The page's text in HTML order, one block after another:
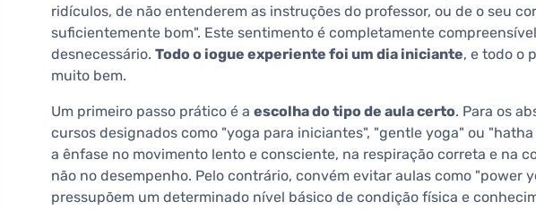
ridículos, de não entenderem as instruções do professor, ou de o seu
suficientemente bom". Este sentimento é completamente
desnecessário. Todo o iogue experiente foi um dia iniciante, e todo o
muito bem.
Um primeiro passo prático é a escolha do tipo de aula certo. Para os
cursos designados como "yoga para iniciantes", "gentle yoga" ou
a ênfase no movimento lento e consciente, na respiração correta e na
não no desempenho. Pelo contrário, convém evitar aulas como "power
pressupõem um determinado nível básico de condição física e